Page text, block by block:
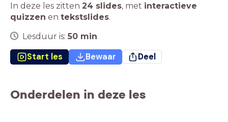
In deze les zitten 24 slides, met interactieve
quizzen en tekstslides.
Lesduur is: 50 min
Start les Bewaar Deel
Onderdelen in deze les